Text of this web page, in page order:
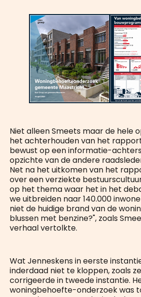
Niet alleen Smeets maar de hele
het achterhouden van het
bewust op een informatie-
opzichte van de andere
Net na het uitkomen van het
over een verziekte
op het thema waar het in het
we uitbreiden naar 140.000
niet de huidige brand van de
blussen met benzine?", zoals
verhaal vertolkte.
Wat Jenneskens in eerste
inderdaad niet te kloppen, zoals
corrigeerde in tweede instantie.
woningbehoefte-onderzoek was